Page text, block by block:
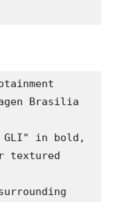
Brasilia
GLI" in bold,
textured